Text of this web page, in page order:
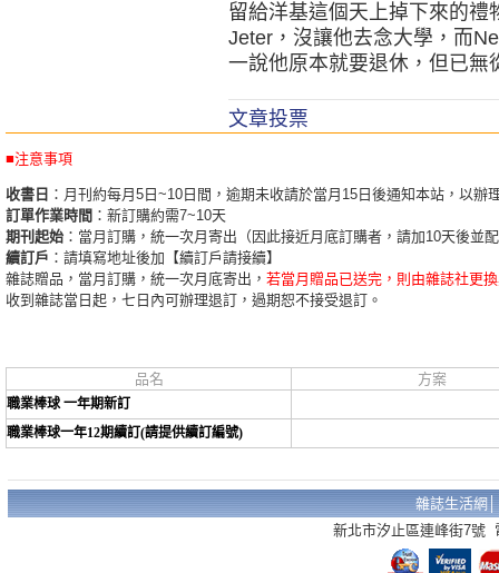
留給洋基這個天上掉下來的
Jeter，沒讓他去念大學，而
一說他原本就要退休，但已無
文章投票
■注意事項
收書日 ：月刊約每月5日~10日間，逾期未收請於當月15日後通知本站，以辦
訂單作業時間 ：新訂購約需7~10天
期刊起始 ：當月訂購，統一次月寄出（因此接近月底訂購者，請加10天後並
續訂戶 ：請填寫地址後加【續訂戶請接續】
雜誌贈品，當月訂購，統一次月底寄出， 若當月贈品已送完，則由雜誌社更
收到雜誌當日起，七日內可辦理退訂，過期恕不接受退訂。
品名 方案
職業棒球 一年期新訂
職業棒球一年12期續訂(請提供續訂編號)
雜誌生活網
新北市汐止區連峰街7號